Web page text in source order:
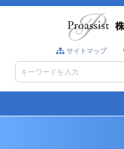
サイトマップ